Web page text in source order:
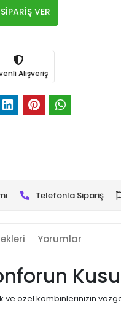
VER
Alışveriş
Telefonla Sipariş
Yorumlar
özel kombinlerinizin